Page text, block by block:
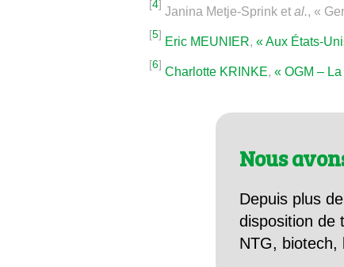
[4]
Janina Metje-Sprink etal., «
[5]
Eric MEUNIER,« Aux États-
[6]
Charlotte KRINKE,« OGM –
Nous
Depuis plus
disposition de
NTG, biotech,